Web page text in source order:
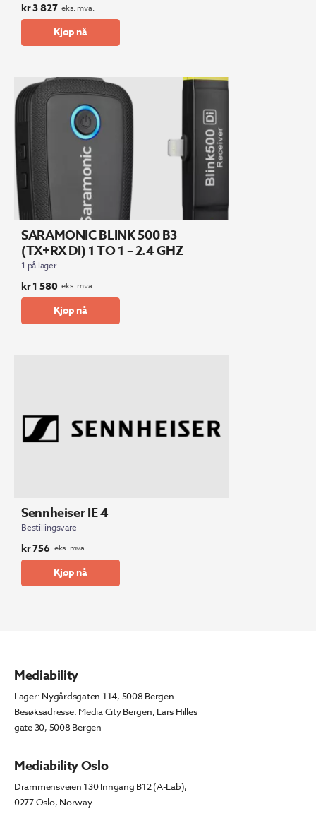
kr3 827 eks. mva.
Kjøp nå
SARAMONIC BLINK 500 B3
(TX+RX DI) 1 TO 1 – 2.4 GHZ
1 på lager
kr1 580 eks. mva.
Kjøp nå
Sennheiser IE 4
Bestillingsvare
kr756 eks. mva.
Kjøp nå
Mediability
Lager: Nygårdsgaten 114, 5008 Bergen
Besøksadresse: Media City Bergen, Lars Hilles
gate 30, 5008 Bergen
Mediability Oslo
Drammensveien 130 Inngang B12 (A-Lab),
0277 Oslo, Norway